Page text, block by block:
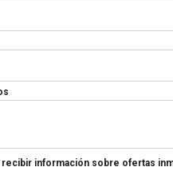
información sobre ofertas